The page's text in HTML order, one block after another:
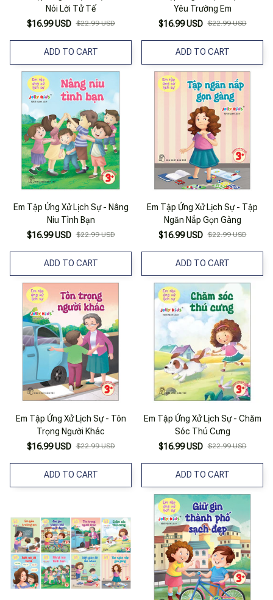
Nói Lời Tử Tế
$16.99 USD $22.99 USD
ADD TO CART
Yêu Trường Em
$16.99 USD $22.99 USD
ADD TO CART
Em Tập Ứng Xử Lịch Sự - Nâng
Niu Tình Bạn
$16.99 USD $22.99 USD
ADD TO CART
Em Tập Ứng Xử Lịch Sự - Tập
Ngăn Nắp Gọn Gàng
$16.99 USD $22.99 USD
ADD TO CART
Em Tập Ứng Xử Lịch Sự - Tôn
Trọng Người Khác
$16.99 USD $22.99 USD
ADD TO CART
Em Tập Ứng Xử Lịch Sự - Chăm
Sóc Thú Cưng
$16.99 USD $22.99 USD
ADD TO CART